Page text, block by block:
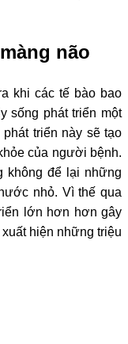
não
khi các tế bào bao
sống phát triển một
triển này sẽ tạo
của người bệnh.
không để lại những
nhỏ. Vì thế qua
lớn hơn hơn gây
hiện những triệu